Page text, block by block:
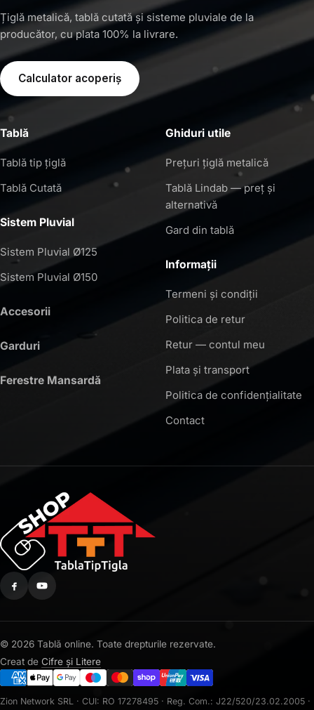
Țiglă metalică, tablă cutată și sisteme pluviale de la
producător, cu plata 100% la livrare.
Calculator acoperiș
Tablă
Tablă tip țiglă
Tablă Cutată
Sistem Pluvial
Sistem Pluvial Ø125
Sistem Pluvial Ø150
Accesorii
Garduri
Ferestre Mansardă
Ghiduri utile
Prețuri țiglă metalică
Tablă Lindab — preț și
alternativă
Gard din tablă
Informații
Termeni și condiții
Politica de retur
Retur — contul meu
Plata și transport
Politica de confidențialitate
Contact
© 2026 Tablă online. Toate drepturile rezervate.
Creat de Cifre și Litere
Zion Network SRL · CUI: RO 17278495 · Reg. Com.: J22/520/23.02.2005 ·